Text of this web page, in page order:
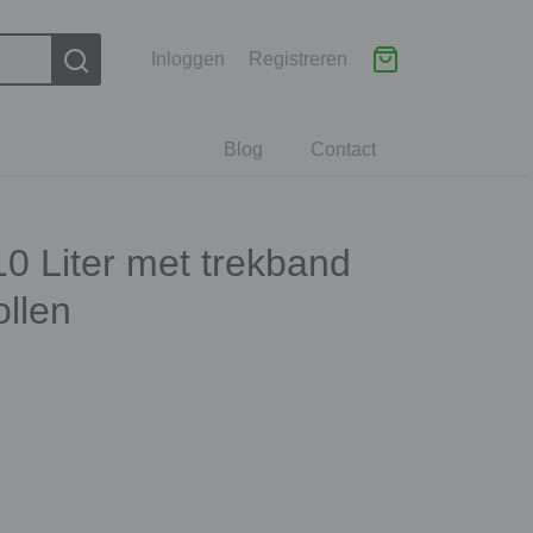
Inloggen Registreren
Contact
Blog
Liter met trekband